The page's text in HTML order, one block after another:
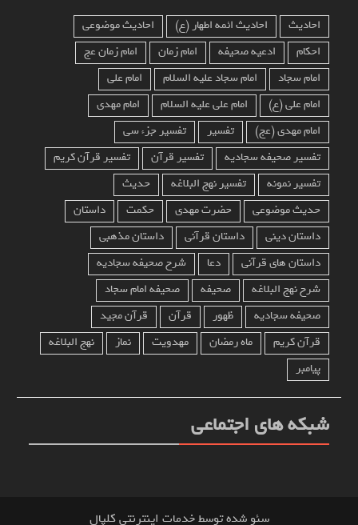
احادیث احادیث ائمه اطهار (ع)
احادیث موضوعی
احکام
ادعیه صحیفه امام زمان
امام زمان عج
امام سجاد
امام سجاد علیه السلام
امام علی
امام علی (ع)
امام علی علیه السلام
امام مهدی
امام مهدی (عج)
تفسیر
تفسیر جزء سی
تفسیر صحیفه سجادیه
تفسیر قرآن
تفسیر قرآن کریم
تفسیر نمونه
تفسیر نهج البلاغه
حدیث
حدیث موضوعی
حضرت مهدی حکمت
داستان
داستان دینی
داستان قرآنی
داستان مذهبی
داستان های قرآنی
دعا
شرح صحیفه سجادیه
شرح نهج البلاغه
صحیفه
صحیفه امام سجاد
صحیفه سجادیه
ظهور قرآن
قرآن مجید
قرآن کریم
ماه رمضان مهدویت نماز
نهج البلاغه
پیامبر
شبکه های اجتماعی
سئو شده توسط خدمات اینترنتی کلپال